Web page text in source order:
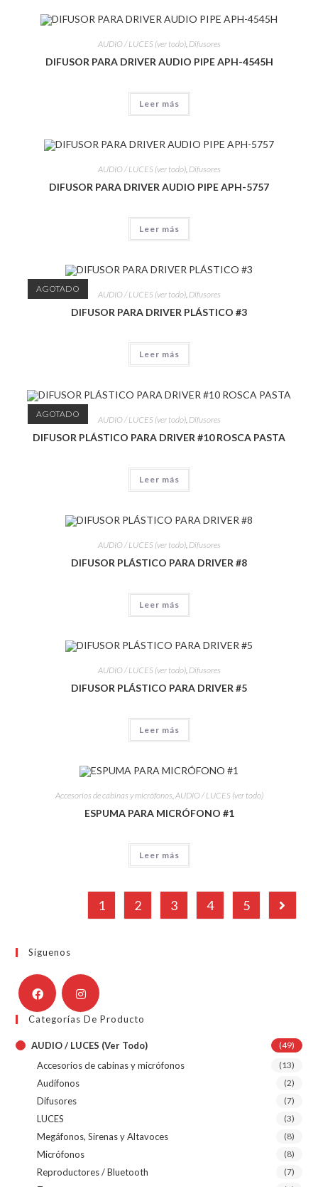
AUDIO / LUCES (ver todo), Difusores
DIFUSOR PARA DRIVER AUDIO PIPE APH-4545H
Leer más
AUDIO / LUCES (ver todo), Difusores
DIFUSOR PARA DRIVER AUDIO PIPE APH-5757
Leer más
AGOTADO
AUDIO / LUCES (ver todo), Difusores
DIFUSOR PARA DRIVER PLÁSTICO #3
Leer más
AGOTADO
AUDIO / LUCES (ver todo), Difusores
DIFUSOR PLÁSTICO PARA DRIVER #10 ROSCA PASTA
Leer más
AUDIO / LUCES (ver todo), Difusores
DIFUSOR PLÁSTICO PARA DRIVER #8
Leer más
AUDIO / LUCES (ver todo), Difusores
DIFUSOR PLÁSTICO PARA DRIVER #5
Leer más
Accesorios de cabinas y micrófonos,AUDIO / LUCES (ver todo)
ESPUMA PARA MICRÓFONO #1
Leer más
1 2 3 4 5
Síguenos
Categorías De Producto
AUDIO / LUCES (ver Todo) (49)
Accesorios de cabinas y micrófonos (13)
Audífonos (2)
Difusores (7)
LUCES (3)
Megáfonos, Sirenas y Altavoces (8)
Micrófonos (8)
Reproductores / Bluetooth (7)